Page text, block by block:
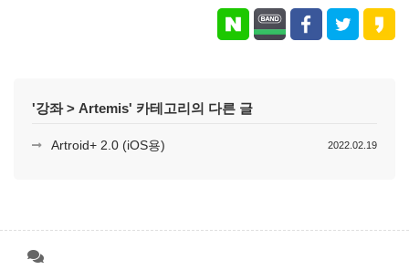
'강좌> Artemis' 카테고리의 다른 글
Artroid+ 2.0 (iOS용) 2022.02.19